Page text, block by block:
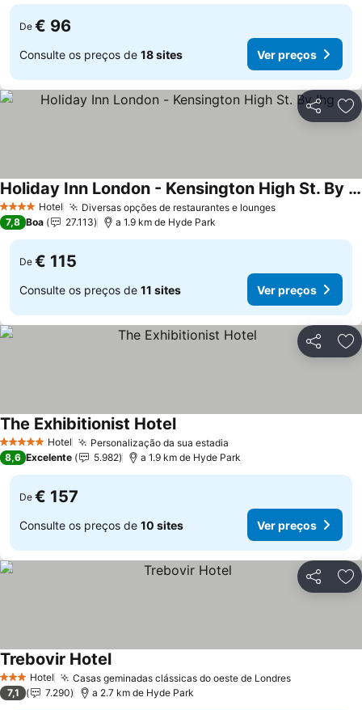
De € 96
Consulte os preços de 18 sites Ver preços
Partilhar
4 EstrelasHotel Diversas opções de restaurantes e lounges
Holiday Inn London - Kensington High St. By Ihg
7,8 Boa 27.113 a 1.9 km de Hyde Park
De € 115
Consulte os preços de 11 sites Ver preços
Partilhar
5 Estrelas Hotel Personalização da sua estadia
The Exhibitionist Hotel
8,6 Excelente 5.982 a 1.9 km de Hyde Park
De € 157
Consulte os preços de 10 sites Ver preços
Partilhar
3 EstrelasHotel Casas geminadas clássicas do oeste de Londres
Trebovir Hotel
7,1 7.290 a 2.7 km de Hyde Park